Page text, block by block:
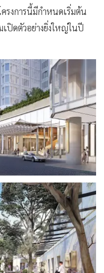
รงการนี้มีกำหนดเริ่มต้น
ปิดตัวอย่างยิ่งใหญ่ในปี